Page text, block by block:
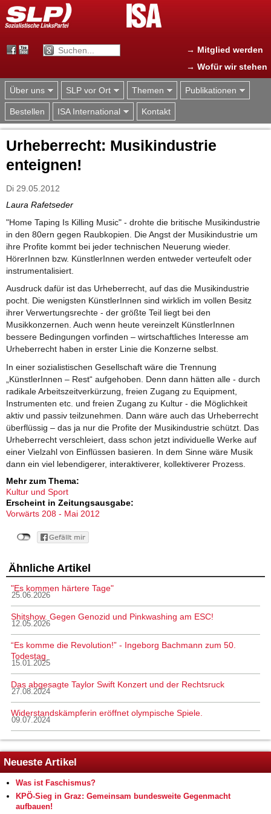
Jump to navigation
→ Mitglied werden
→ Wofür wir stehen
Über uns SLP vor Ort Themen Publikationen
Bestellen ISA International Kontakt
Urheberrecht: Musikindustrie
enteignen!
Di 29.05.2012
Laura Rafetseder
"Home Taping Is Killing Music" - drohte die britische Musikindustrie
in den 80ern gegen Raubkopien. Die Angst der Musikindustrie um
ihre Profite kommt bei jeder technischen Neuerung wieder.
HörerInnen bzw. KünstlerInnen werden entweder verteufelt oder
instrumentalisiert.
Ausdruck dafür ist das Urheberrecht, auf das die Musikindustrie
pocht. Die wenigsten KünstlerInnen sind wirklich im vollen Besitz
ihrer Verwertungsrechte - der größte Teil liegt bei den
Musikkonzernen. Auch wenn heute vereinzelt KünstlerInnen
bessere Bedingungen vorfinden – wirtschaftliches Interesse am
Urheberrecht haben in erster Linie die Konzerne selbst.
In einer sozialistischen Gesellschaft wäre die Trennung
„KünstlerInnen – Rest“ aufgehoben. Denn dann hätten alle - durch
radikale Arbeitszeitverkürzung, freien Zugang zu Equipment,
Instrumenten etc. und freien Zugang zu Kultur - die Möglichkeit
aktiv und passiv teilzunehmen. Dann wäre auch das Urheberrecht
überflüssig – das ja nur die Profite der Musikindustrie schützt. Das
Urheberrecht verschleiert, dass schon jetzt individuelle Werke auf
einer Vielzahl von Einflüssen basieren. In dem Sinne wäre Musik
dann ein viel lebendigerer, interaktiverer, kollektiverer Prozess.
Mehr zum Thema:
Kultur und Sport
Erscheint in Zeitungsausgabe:
Vorwärts 208 - Mai 2012
Ähnliche Artikel
"Es kommen härtere Tage"
25.06.2026
Shitshow. Gegen Genozid und Pinkwashing am ESC!
12.05.2026
“Es komme die Revolution!” - Ingeborg Bachmann zum 50.
Todestag
15.01.2025
Das abgesagte Taylor Swift Konzert und der Rechtsruck
27.08.2024
Widerstandskämpferin eröffnet olympische Spiele.
09.07.2024
Neueste Artikel
Was ist Faschismus?
KPÖ-Sieg in Graz: Gemeinsam bundesweite Gegenmacht
aufbauen!